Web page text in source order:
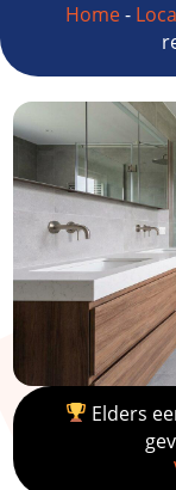
Home-
Elders